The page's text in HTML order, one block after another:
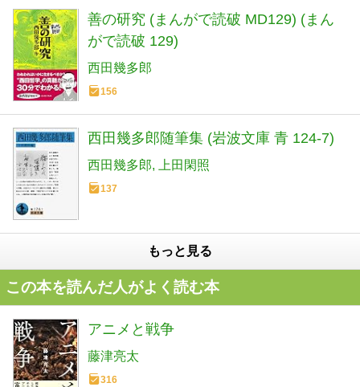
善の研究 (まんがで読破 MD129) (まん
がで読破 129)
西田幾多郎
156
西田幾多郎随筆集 (岩波文庫 青 124-7)
西田幾多郎 上田閑照
137
もっと見る
この本を読んだ人がよく読む本
アニメと戦争
藤津亮太
316